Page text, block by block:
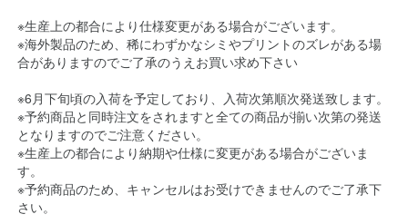
※生産上の都合により仕様変更がある場合がございます。
※海外製品のため、稀にわずかなシミやプリントのズレがある場
合がありますのでご了承のうえお買い求め下さい
※6月下旬頃の入荷を予定しており、入荷次第順次発送致します。
※予約商品と同時注文をされますと全ての商品が揃い次第の発送
となりますのでご注意ください。
※生産上の都合により納期や仕様に変更がある場合がございま
す。
※予約商品のため、キャンセルはお受けできませんのでご了承下
さい。